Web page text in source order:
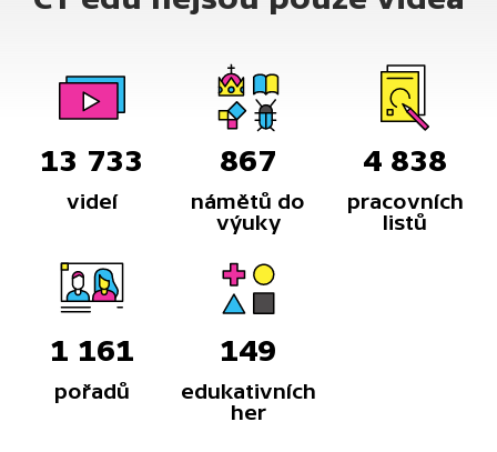
13 733
videí
867
námětů do
výuky
4 838
pracovních
listů
1 161
pořadů
149
edukativních
her